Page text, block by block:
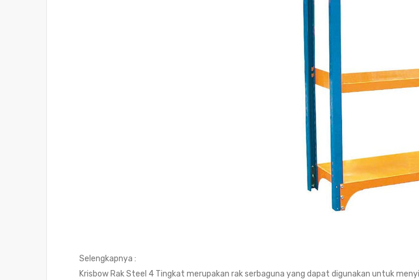
Selengkapnya :
Krisbow Rak Steel 4 Tingkat merupakan rak serbaguna yang dapat digunakan untuk